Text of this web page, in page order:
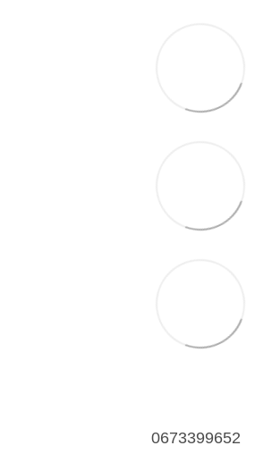
0673399652